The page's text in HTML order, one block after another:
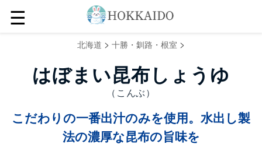
☰
北海道 > 十勝・釧路・根室 >
はぼまい昆布しょうゆ
（こんぶ）
こだわりの一番出汁のみを使用。水出し製
法の濃厚な昆布の旨味を